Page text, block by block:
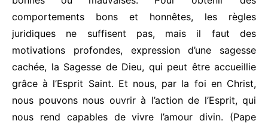
comportements bons et honnêtes, les règles
juridiques ne suffisent pas, mais il faut des
motivations profondes, expression d’une sagesse
cachée, la Sagesse de Dieu, qui peut être accueillie
grâce à l’Esprit Saint. Et nous, par la foi en Christ,
nous pouvons nous ouvrir à l’action de l’Esprit, qui
nous rend capables de vivre l’amour divin. (Pape